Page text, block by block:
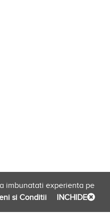
imbunatati experienta pe
si Conditii INCHIDE